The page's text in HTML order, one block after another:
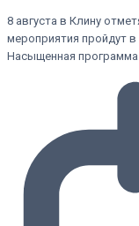
8 августа в Клину
мероприятия пройдут
Насыщенная